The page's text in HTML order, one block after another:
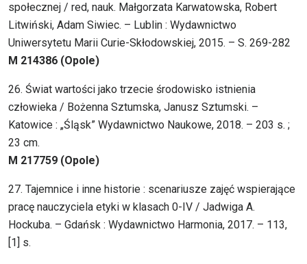
społecznej / red, nauk. Małgorzata Karwatowska, Robert
Litwiński, Adam Siwiec. – Lublin : Wydawnictwo
Uniwersytetu Marii Curie-Skłodowskiej, 2015. – S. 269-282
M 214386 (Opole)
26. Świat wartości jako trzecie środowisko istnienia
człowieka / Bożenna Sztumska, Janusz Sztumski. –
Katowice : „Śląsk” Wydawnictwo Naukowe, 2018. – 203 s. ;
23 cm.
M 217759 (Opole)
27. Tajemnice i inne historie : scenariusze zajęć wspierające
pracę nauczyciela etyki w klasach 0-IV / Jadwiga A.
Hockuba. – Gdańsk : Wydawnictwo Harmonia, 2017. – 113,
[1] s.